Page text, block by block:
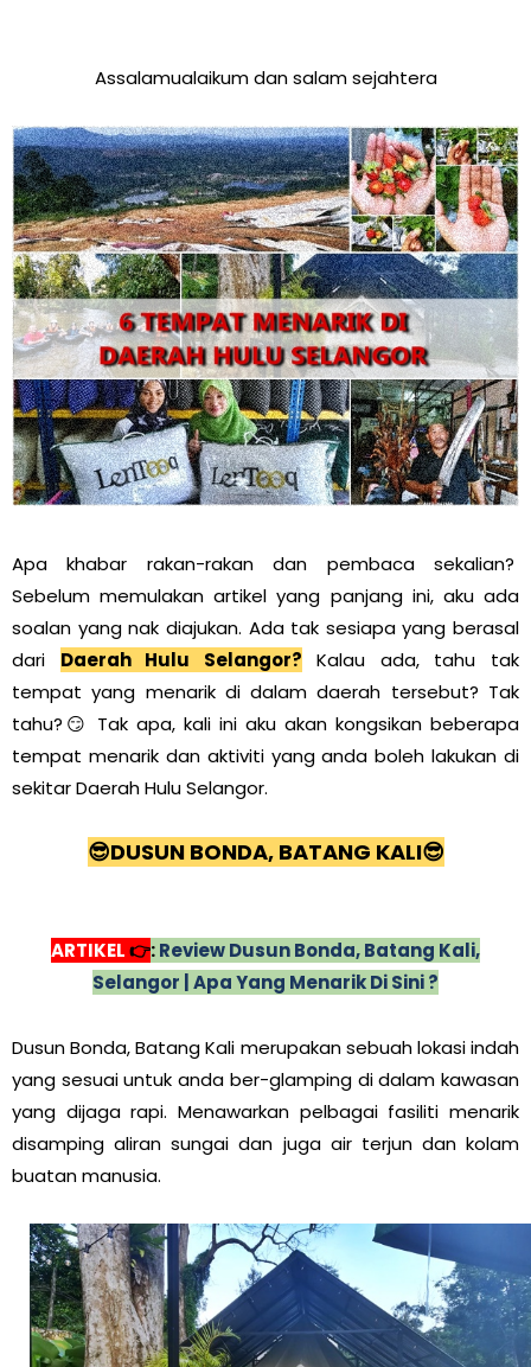
Assalamualaikum dan salam sejahtera
Apa khabar rakan-rakan dan pembaca sekalian?
Sebelum memulakan artikel yang panjang ini, aku ada
soalan yang nak diajukan. Ada tak sesiapa yang berasal
dari Daerah Hulu Selangor? Kalau ada, tahu tak
tempat yang menarik di dalam daerah tersebut? Tak
tahu?😏 Tak apa, kali ini aku akan kongsikan beberapa
tempat menarik dan aktiviti yang anda boleh lakukan di
sekitar Daerah Hulu Selangor.
😎DUSUN BONDA, BATANG KALI😎
ARTIKEL👉:Review Dusun Bonda, Batang Kali,
Selangor | Apa Yang Menarik Di Sini ?
Dusun Bonda, Batang Kali merupakan sebuah lokasi indah
yang sesuai untuk anda ber-glamping di dalam kawasan
yang dijaga rapi. Menawarkan pelbagai fasiliti menarik
disamping aliran sungai dan juga air terjun dan kolam
buatan manusia.